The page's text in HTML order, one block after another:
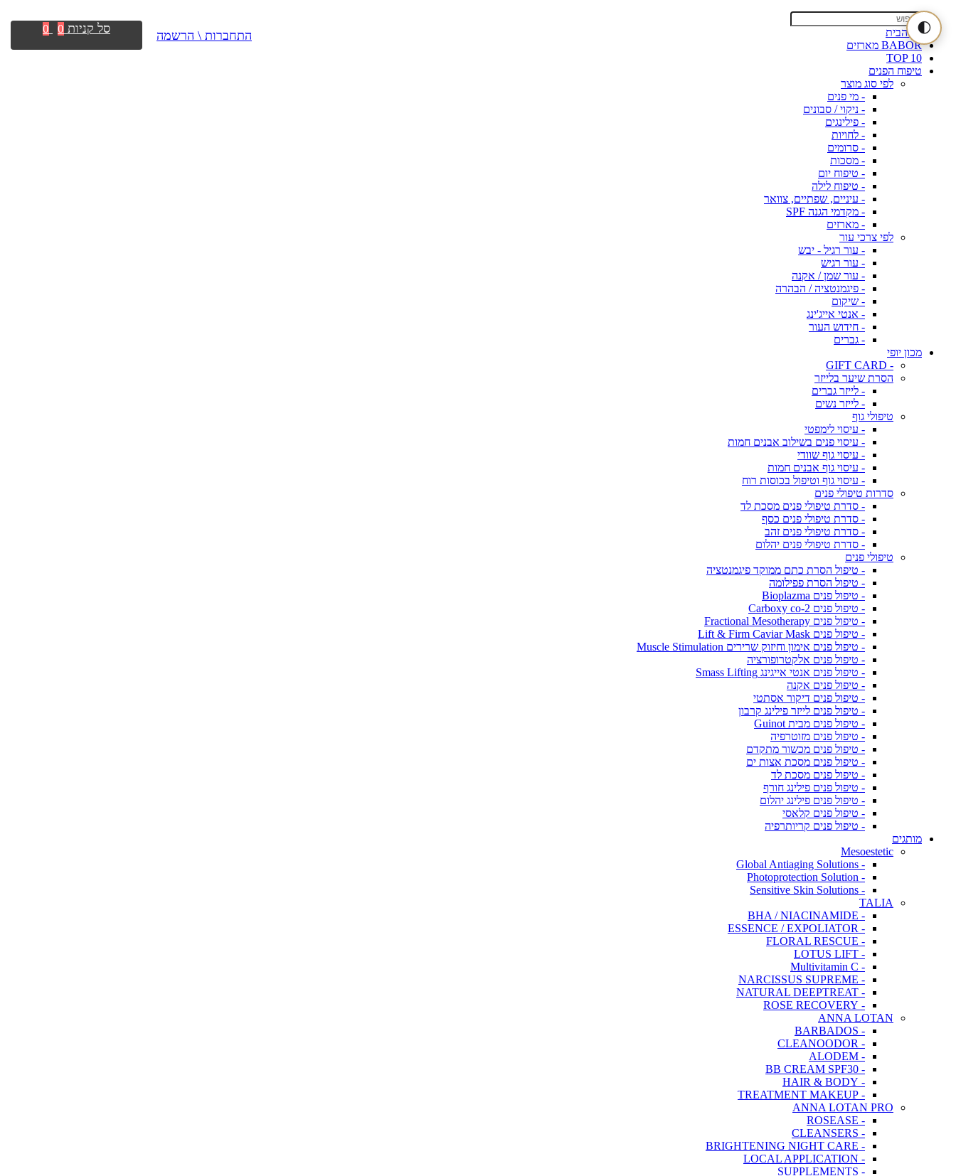
🌓דף הבית
BABOR מארזים
TOP 10
טיפוח הפנים
לפי סוג מוצר
- מי פנים
- ניקוי / סבונים
- פילינגים
- לחויות
- סרומים
- מסכות
- טיפוח יום
- טיפוח לילה
- עיניים, שפתיים, צוואר
- מקדמי הגנה SPF
- מארזים
לפי צרכי עור
- עור רגיל - יבש
- עור רגיש
- עור שמן / אקנה
- פיגמנטציה / הבהרה
- שיקום
- אנטי אייג'ינג
- חידוש העור
- גברים
מכון יופי
- GIFT CARD
הסרת שיער בלייזר
- לייזר גברים
- לייזר נשים
טיפולי גוף
- עיסוי לימפטי
- עיסוי פנים בשילוב אבנים חמות
- עיסוי גוף שוודי
- עיסוי גוף אבנים חמות
- עיסוי גוף וטיפול בכוסות רוח
סדרות טיפולי פנים
- סדרת טיפולי פנים מסכת לד
- סדרת טיפולי פנים כסף
- סדרת טיפולי פנים זהב
- סדרת טיפולי פנים יהלום
טיפולי פנים
- טיפול הסרת כתם ממוקד פיגמנטציה
- טיפול הסרת פפילומה
- טיפול פנים Bioplazma
- טיפול פנים Carboxy co-2
- טיפול פנים Fractional Mesotherapy
- טיפול פנים Lift & Firm Caviar Mask
- טיפול פנים אימון וחיזוק שרירים Muscle Stimulation
- טיפול פנים אלקטרופורציה
- טיפול פנים אנטי אייגינג Smass Lifting
- טיפול פנים אקנה
- טיפול פנים דיקור אסתטי
- טיפול פנים לייזר פילינג קרבון
- טיפול פנים מבית Guinot
- טיפול פנים מזוטרפיה
- טיפול פנים מכשור מתקדם
- טיפול פנים מסכת אצות ים
- טיפול פנים מסכת לד
- טיפול פנים פילינג חורף
- טיפול פנים פילינג יהלום
- טיפול פנים קלאסי
- טיפול פנים קריותרפיה
מותגים
Mesoestetic
- Global Antiaging Solutions
- Photoprotection Solution
- Sensitive Skin Solutions
TALIA
- BHA / NIACINAMIDE
- ESSENCE / EXPOLIATOR
- FLORAL RESCUE
- LOTUS LIFT
- Multivitamin C
- NARCISSUS SUPREME
- NATURAL DEEPTREAT
- ROSE RECOVERY
ANNA LOTAN
- BARBADOS
- CLEANOODOR
- ALODEM
- BB CREAM SPF30
- HAIR & BODY
- TREATMENT MAKEUP
ANNA LOTAN PRO
- ROSEASE
- CLEANSERS
- BRIGHTENING NIGHT CARE
- LOCAL APPLICATION
- SUPPLEMENTS
התחברות \ הרשמה סל קניות 0
0